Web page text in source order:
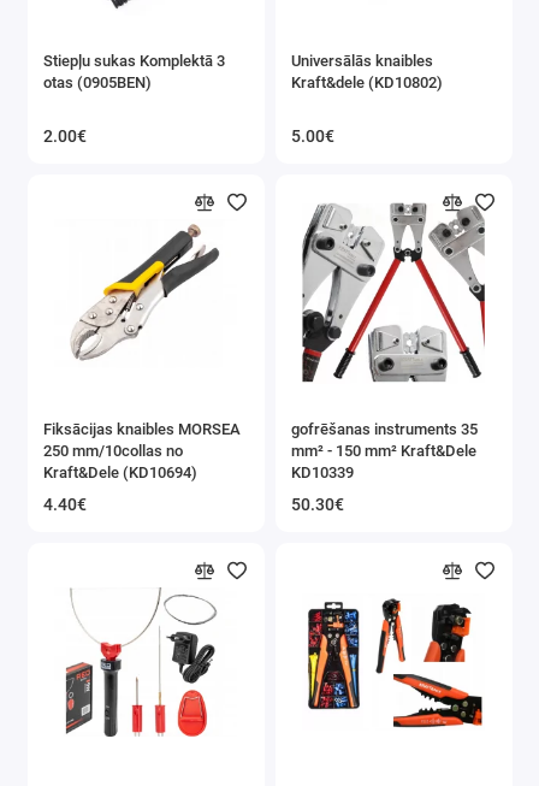
Stiepļu sukas Komplektā 3
otas (0905BEN)
2.00€
Universālās knaibles
Kraft&dele (KD10802)
5.00€
Fiksācijas knaibles MORSEA
250 mm/10collas no
Kraft&Dele (KD10694)
4.40€
gofrēšanas instruments 35
mm² - 150 mm² Kraft&Dele
KD10339
50.30€